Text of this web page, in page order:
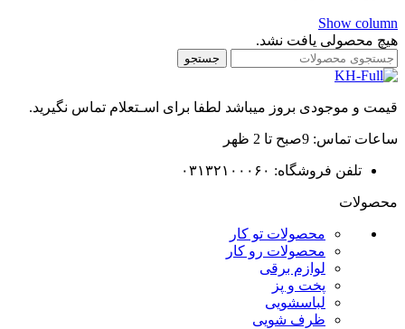
Show column
هیچ محصولی یافت نشد.
جستجو
قیمت و موجودی بروز میباشد لطفا برای اسـتعلام تماس نگیرید.
ساعات تماس: 9صبح تا 2 ظهر
تلفن فروشگاه: ۰۳۱۳۲۱۰۰۰۶۰
محصولات
محصولات تو کار
محصولات رو کار
لوازم برقی
پخت و پز
لباسشویی
ظرف شویی